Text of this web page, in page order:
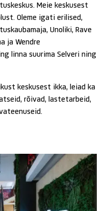
Meie keskusest
Oleme igati erilised,
Unoliki, Rave
ja Wendre
linna suurima Selveri ning
keskusest ikka, leiad ka
rõivad, lastetarbeid,